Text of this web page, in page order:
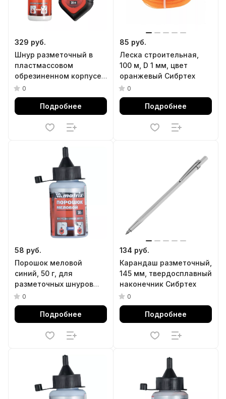
329 руб.
Шнур разметочный в
пластмассовом
обрезиненном корпусе,
порошок красный Matrix
0
Подробнее
85 руб.
Леска строительная,
100 м, D 1 мм, цвет
оранжевый Сибртех
0
Подробнее
58 руб.
Порошок меловой
синий, 50 г, для
разметочных шнуров
Matrix
0
Подробнее
134 руб.
Карандаш разметочный,
145 мм, твердосплавный
наконечник Сибртех
0
Подробнее